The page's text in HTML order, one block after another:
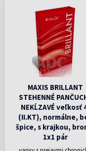
MAXIS BRILLANT
STEHENNÉ
NEKĹZAVÉ veľkosť
(II.KT), normálne,
špice, s krajkou,
1x1 pár